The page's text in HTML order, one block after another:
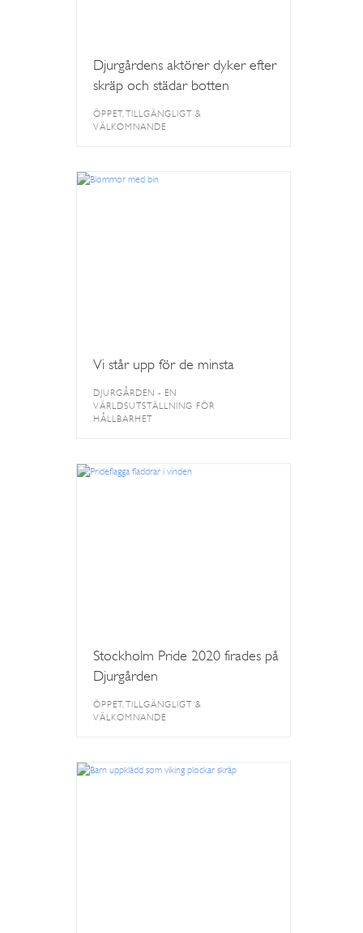
Djurgårdens aktörer dyker efter
skräp och städar botten
ÖPPET, TILLGÄNGLIGT &
VÄLKOMNANDE
Vi står upp för de minsta
DJURGÅRDEN - EN
VÄRLDSUTSTÄLLNING FÖR
HÅLLBARHET
Stockholm Pride 2020 firades på
Djurgården
ÖPPET, TILLGÄNGLIGT &
VÄLKOMNANDE